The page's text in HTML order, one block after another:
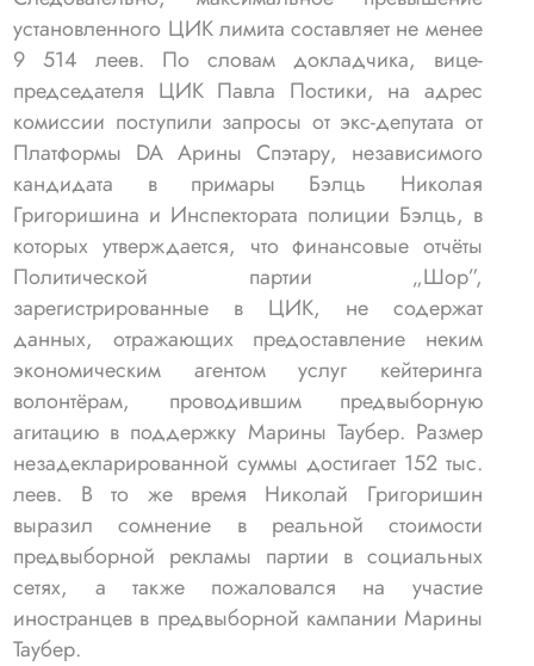
установленного ЦИК лимита составляет не менее
9 514 леев. По словам докладчика, вице-
председателя ЦИК Павла Постики, на адрес
комиссии поступили запросы от экс-депутата от
Платформы DA Арины Спэтару, независимого
кандидата в примары Бэлць Николая
Григоришина и Инспектората полиции Бэлць, в
которых утверждается, что финансовые отчёты
Политической партии „Шор”,
зарегистрированные в ЦИК, не содержат
данных, отражающих предоставление неким
экономическим агентом услуг кейтеринга
волонтёрам, проводившим предвыборную
агитацию в поддержку Марины Таубер. Размер
незадекларированной суммы достигает 152 тыс.
леев. В то же время Николай Григоришин
выразил сомнение в реальной стоимости
предвыборной рекламы партии в социальных
сетях, а также пожаловался на участие
иностранцев в предвыборной кампании Марины
Таубер.